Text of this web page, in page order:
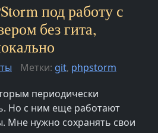
под работу с
без гита,
Метки: git, phpstorm
периодически
Но с ним еще работают
Мне нужно сохранять свои